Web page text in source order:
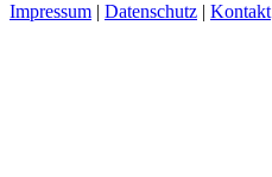
Impressum | Datenschutz | Kontakt